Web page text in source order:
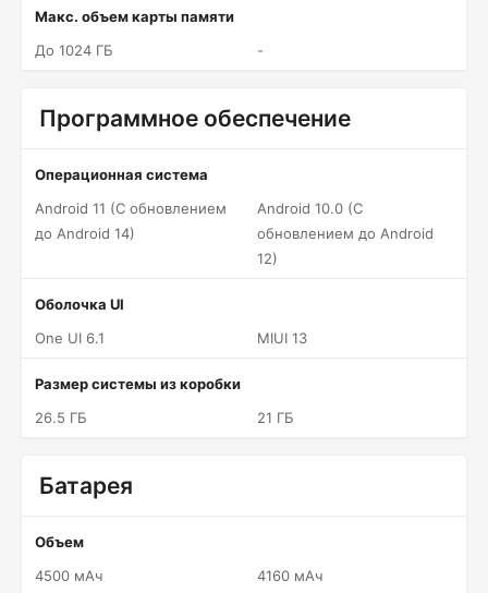
Макс. объем карты памяти
До 1024 ГБ
-
Программное обеспечение
Операционная система
Android 11 (С обновлением
до Android 14)
Android 10.0 (С
обновлением до Android
12)
Оболочка UI
One UI 6.1
MIUI 13
Размер системы из коробки
26.5 ГБ
21 ГБ
Батарея
Объем
4500 мАч
4160 мАч